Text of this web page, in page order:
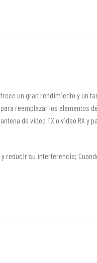
un gran rendimiento y un
reemplazar los elementos
de video TX o video RX y
reducir su interferencia;